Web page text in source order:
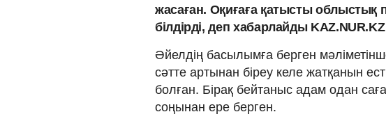
жасаған. Оқиғаға қатысты облыстық
білдірді, деп хабарлайды
Әйелдің басылымға берген
сәтте артынан біреу келе жатқанын
болған. Бірақ бейтаныс адам одан
соңынан ере берген.